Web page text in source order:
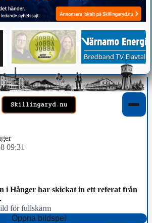
09:31
i Hånger har skickat in ett referat från
för fullskärm
Öppna bildspel